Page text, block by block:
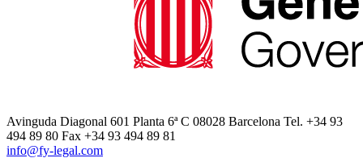
Avinguda Diagonal 601 Planta 6ª C 08028 Barcelona Tel. +34 93
494 89 80 Fax +34 93 494 89 81
info@fy-legal.com